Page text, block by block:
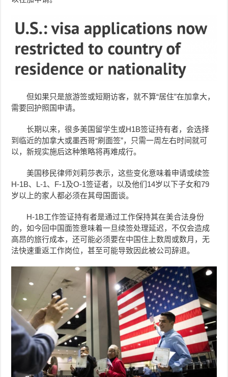
但如果只是旅游签或短期访客，就不算“居住”在加拿大，
需要回护照国申请。
长期以来，很多美国留学生或H1B签证持有者，会选择
到临近的加拿大或墨西哥“刷面签”，只需一周左右时间就可
以，新规实施后这种策略将再难成行。
美国移民律师刘莉莎表示，这些变化意味着申请或续签
H-1B、L-1、F-1及O-1签证者，以及他们14岁以下子女和79
岁以上的家人都必须在其母国面谈。
H-1B工作签证持有者是通过工作保持其在美合法身份
的，如今回中国面签意味着一旦续签处理延迟，不仅会造成
高昂的旅行成本，还可能必须要在中国住上数周或数月，无
法快速重返工作岗位，甚至可能导致因此被公司辞退。